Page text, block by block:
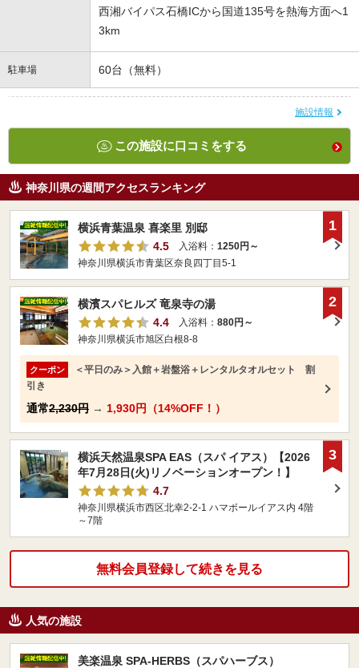
西湘バイパス石橋ICから国道135号を熱海方面へ1
3km
駐車場 60台（無料）
施設情報
この施設に口コミをする
神奈川県の週間アクセスランキング
横浜青葉温泉 喜楽里 別邸
4.5
入浴料： 1250円～
神奈川県横浜市青葉区奈良四丁目5-1
1
横濱スパヒルズ 竜泉寺の湯
4.4
入浴料： 880円～
神奈川県横浜市旭区白根8-8
クーポン
＜平日のみ＞入館＋岩盤浴＋レンタルタオルセット 割
引き
通常2,230円 → 1,930円（14%OFF！）
2
横浜天然温泉SPA EAS（スパ イアス）【2026
年7月28日(火)リノベーションオープン！】
4.7
神奈川県横浜市西区北幸2-2-1 ハマボールイアス内 4階
～7階
3
無料会員登録して続きを見る
人気の施設
美楽温泉 SPA-HERBS（スパハーブス）